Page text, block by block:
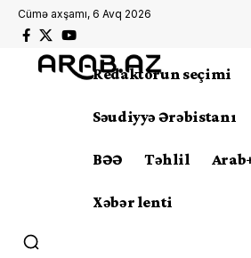
Cümə axşamı, 6 Avq 2026
Redaktorun seçimi
Səudiyyə Ərəbistanı
BƏƏ Təhlil
Xəbər lenti